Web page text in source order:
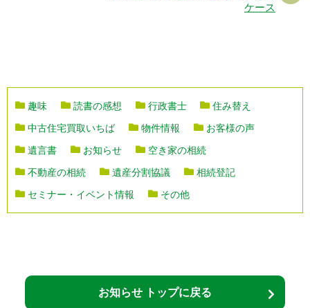
ケース
趣味 読書の感想 行政書士
住み替え
中古住宅買取いちば
物件情報
お客様の声
遺言書
お知らせ
空き家の相続
不動産の相続
遺産分割協議
相続登記
セミナー・イベント情報
その他
お知らせ トップに戻る